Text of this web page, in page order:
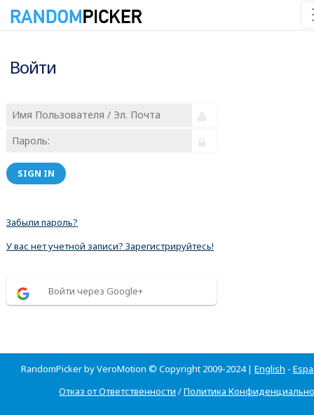
Войти
SIGN IN
Забыли пароль?
У вас нет учетной записи? Зарегистрируйтесь!
Войти через Google+
RandomPicker by VeroMotion © Copyright 2009-2024 | English -
Отказ от Ответственности /Политика